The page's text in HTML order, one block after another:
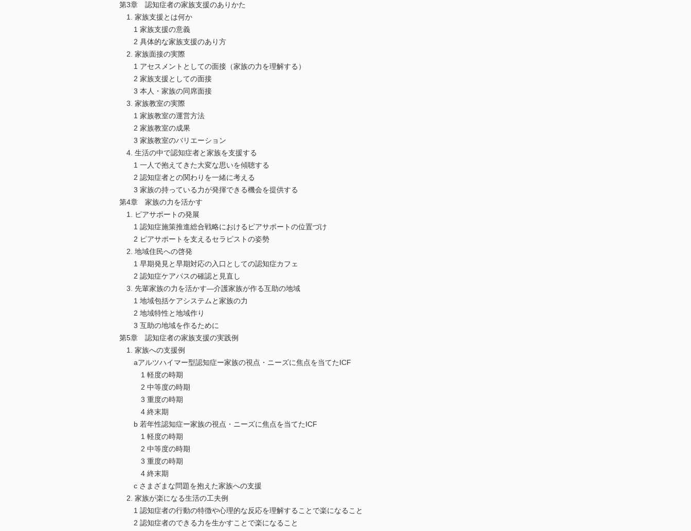
第3章 認知症者の家族支援のありかた
1. 家族支援とは何か
1 家族支援の意義
2 具体的な家族支援のあり方
2. 家族面接の実際
1 アセスメントとしての面接（家族の力を理解する）
2 家族支援としての面接
3 本人・家族の同席面接
3. 家族教室の実際
1 家族教室の運営方法
2 家族教室の成果
3 家族教室のバリエーション
4. 生活の中で認知症者と家族を支援する
1 一人で抱えてきた大変な思いを傾聴する
2 認知症者との関わりを一緒に考える
3 家族の持っている力が発揮できる機会を提供する
第4章 家族の力を活かす
1. ピアサポートの発展
1 認知症施策推進総合戦略におけるピアサポートの位置づけ
2 ピアサポートを支えるセラピストの姿勢
2. 地域住民への啓発
1 早期発見と早期対応の入口としての認知症カフェ
2 認知症ケアパスの確認と見直し
3. 先輩家族の力を活かす—介護家族が作る互助の地域
1 地域包括ケアシステムと家族の力
2 地域特性と地域作り
3 互助の地域を作るために
第5章 認知症者の家族支援の実践例
1. 家族への支援例
aアルツハイマー型認知症ー家族の視点・ニーズに焦点を当てたICF
1 軽度の時期
2 中等度の時期
3 重度の時期
4 終末期
b 若年性認知症ー家族の視点・ニーズに焦点を当てたICF
1 軽度の時期
2 中等度の時期
3 重度の時期
4 終末期
c さまざまな問題を抱えた家族への支援
2. 家族が楽になる生活の工夫例
1 認知症者の行動の特徴や心理的な反応を理解することで楽になること
2 認知症者のできる力を生かすことで楽になること